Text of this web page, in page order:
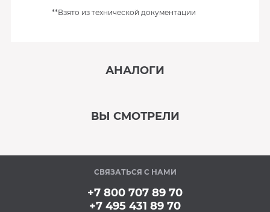
**Взято из технической документации
АНАЛОГИ
ВЫ СМОТРЕЛИ
В наличии
СВЯЗАТЬСЯ С НАМИ
+7 800 707 89 70
+7 495 431 89 70